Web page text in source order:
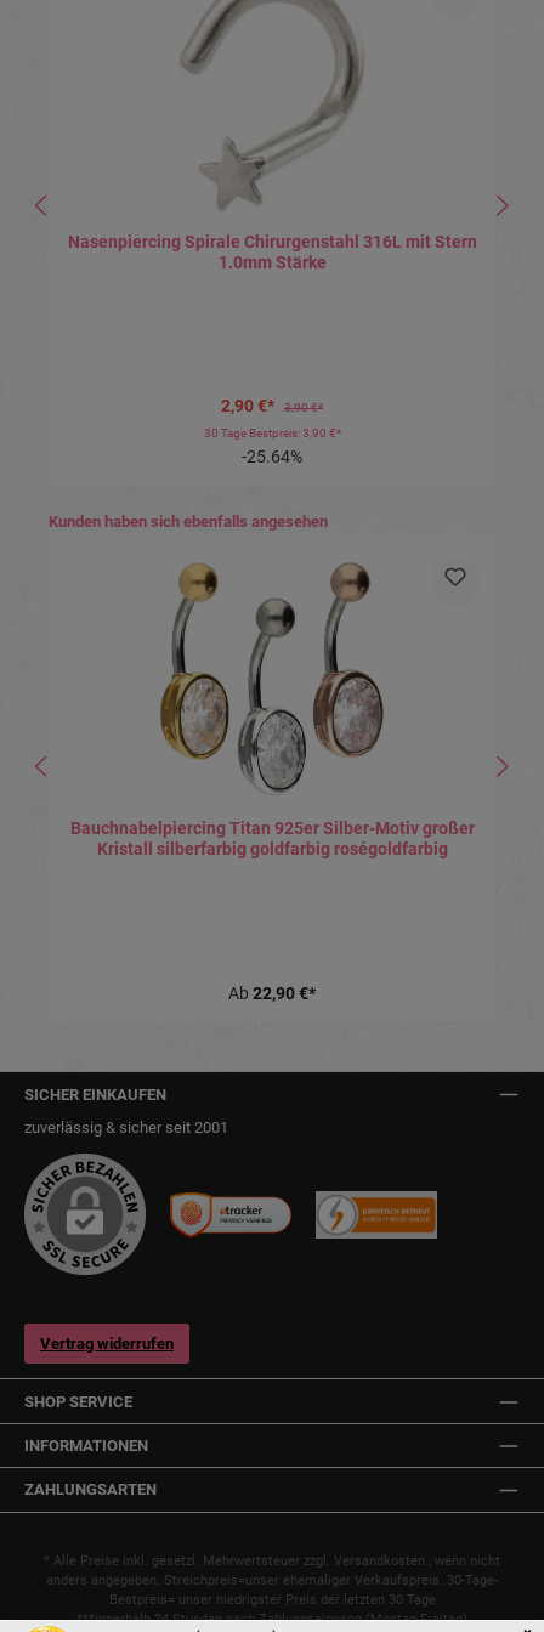
Nasenpiercing Spirale Chirurgenstahl 316L mit Stern
1.0mm Stärke
2,90 €*
3,90 €*
30 Tage Bestpreis: 3,90 €*
-25.64%
Produktgalerie überspringen
Kunden haben sich ebenfalls angesehen
Bauchnabelpiercing Titan 925er Silber-Motiv großer
Kristall silberfarbig goldfarbig roségoldfarbig
Ab 22,90 €*
SICHER EINKAUFEN
zuverlässig & sicher seit 2001
Vertrag widerrufen
SHOP SERVICE
INFORMATIONEN
ZAHLUNGSARTEN
* Alle Preise inkl. gesetzl. Mehrwertsteuer zzgl. Versandkosten , wenn nicht
anders angegeben. Streichpreis=unser ehemaliger Verkaufspreis. 30-Tage-
Bestpreis= unser niedrigster Preis der letzten 30 Tage
***innerhalb 24 Stunden nach Zahlungseingang (Montag-Freitag)